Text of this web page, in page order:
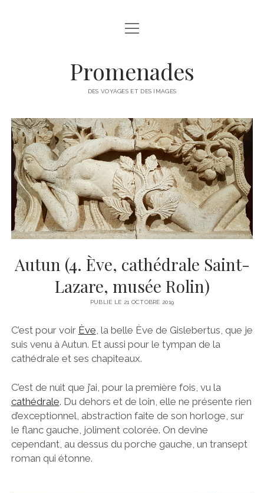
A PROPOS
IMPROVISATIONS
LIGNES
QUI SUIS-JE ?
ouvrir
menu
Promenades
DES VOYAGES ET DES IMAGES
Autun (4. Ève, cathédrale Saint-
Lazare, musée Rolin)
PUBLIÉ LE 21 OCTOBRE 2019
C’est pour voir Ève , la belle Ève de Gislebertus, que je
suis venu à Autun. Et aussi pour le tympan de la
cathédrale et ses chapiteaux.
C’est de nuit que j’ai, pour la première fois, vu la
cathédrale. Du dehors et de loin, elle ne présente rien
d’exceptionnel, abstraction faite de son horloge, sur
le flanc gauche, joliment colorée. On devine
cependant, au dessus du porche gauche, un transept
roman qui étonne.